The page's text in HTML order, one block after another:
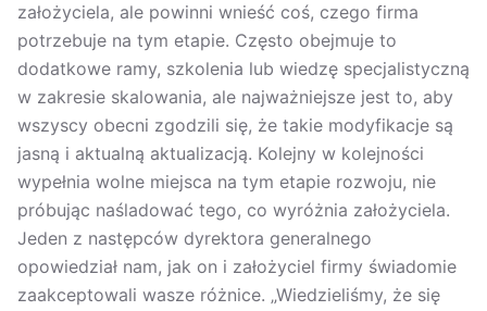
założyciela, ale powinni wnieść coś, czego firma
potrzebuje na tym etapie. Często obejmuje to
dodatkowe ramy, szkolenia lub wiedzę specjalistyczną
w zakresie skalowania, ale najważniejsze jest to, aby
wszyscy obecni zgodzili się, że takie modyfikacje są
jasną i aktualną aktualizacją. Kolejny w kolejności
wypełnia wolne miejsca na tym etapie rozwoju, nie
próbując naśladować tego, co wyróżnia założyciela.
Jeden z następców dyrektora generalnego
opowiedział nam, jak on i założyciel firmy świadomie
zaakceptowali wasze różnice. „Wiedzieliśmy, że się